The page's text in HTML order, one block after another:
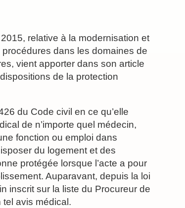
relative à la modernisation et
dans les domaines de
vient apporter dans son article
de la protection
du Code civil en ce qu’elle
de n’importe quel médecin,
fonction ou emploi dans
du logement et des
protégée lorsque l’acte a pour
Auparavant, depuis la loi
inscrit sur la liste du Procureur de
tel avis médical.